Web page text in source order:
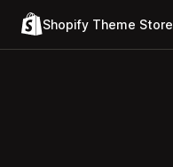
Shopify Theme Store